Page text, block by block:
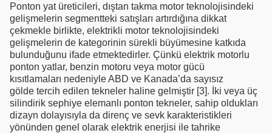
Ponton yat üreticileri, dıştan takma motor teknolojisindeki
gelişmelerin segmentteki satışları artırdığına dikkat
çekmekle birlikte, elektrikli motor teknolojisindeki
gelişmelerin de kategorinin sürekli büyümesine katkıda
bulunduğunu ifade etmektedirler. Çünkü elektrik motorlu
ponton yatlar, benzin motoru veya motor gücü
kısıtlamaları nedeniyle ABD ve Kanada’da sayısız
gölde tercih edilen tekneler haline gelmiştir [3]. İki veya üç
silindirik sephiye elemanlı ponton tekneler, sahip oldukları
dizayn dolayısıyla da direnç ve sevk karakteristikleri
yönünden genel olarak elektrik enerjisi ile tahrike